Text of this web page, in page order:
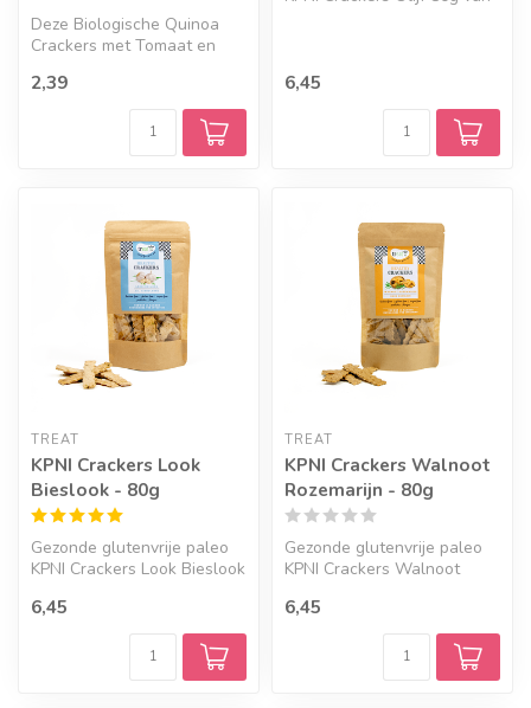
Deze Biologische Quinoa
Crackers met Tomaat en
heerlij...
2,39 6,45
TREAT
KPNI Crackers Look
Bieslook - 80g
Gezonde glutenvrije paleo
KPNI Crackers Look Bieslook
samenge...
6,45
TREAT
KPNI Crackers Walnoot
Rozemarijn - 80g
Gezonde glutenvrije paleo
KPNI Crackers Walnoot
zijn sa...
6,45